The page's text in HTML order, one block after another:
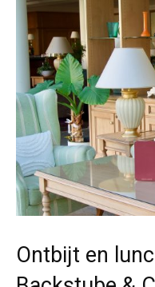
Ontbijt en